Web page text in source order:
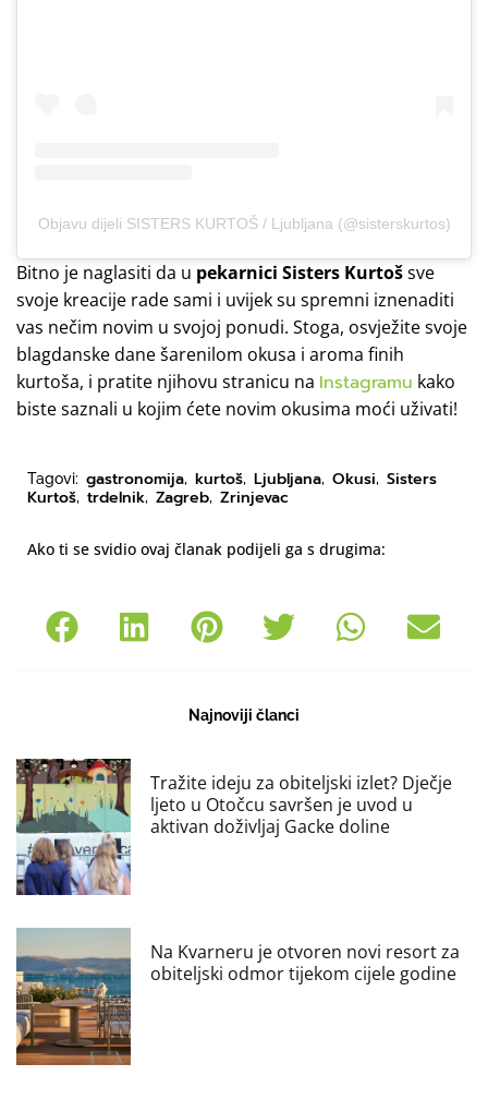
Objavu dijeli SISTERS KURTOŠ / Ljubljana (@sisterskurtos)
Bitno je naglasiti da u pekarnici Sisters Kurtošsve
svoje kreacije rade sami i uvijek su spremni iznenaditi
vas nečim novim u svojoj ponudi. Stoga, osvježite svoje
blagdanske dane šarenilom okusa i aroma finih
kurtoša, i pratite njihovu stranicu na Instagramu kako
biste saznali u kojim ćete novim okusima moći uživati!
Tagovi: gastronomija, kurtoš, Ljubljana, Okusi, Sisters
Kurtoš, trdelnik, Zagreb, Zrinjevac
Ako ti se svidio ovaj članak podijeli ga s drugima:
Najnoviji članci
Tražite ideju za obiteljski izlet? Dječje
ljeto u Otočcu savršen je uvod u
aktivan doživljaj Gacke doline
Na Kvarneru je otvoren novi resort za
obiteljski odmor tijekom cijele godine